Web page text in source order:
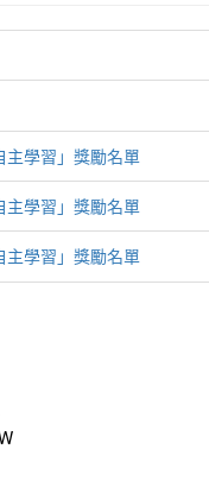
學習」獎勵名單
學習」獎勵名單
主學習」獎勵名單